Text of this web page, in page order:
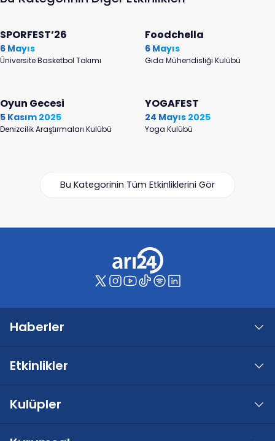
SPORFEST’26
6 Mayıs
Üniversite Basketbol Takımı
Foodchella
6 Mayıs
Gıda Mühendisliği Kulübü
Oyun Gecesi
5 Kasım 2025
Denizcilik Araştırmaları Kulübü
YOGAFEST
24 Mayıs 2025
Yoga Kulübü
Bu Kategorinin Tüm Etkinliklerini Gör
Haberler
Etkinlikler
Kulüpler